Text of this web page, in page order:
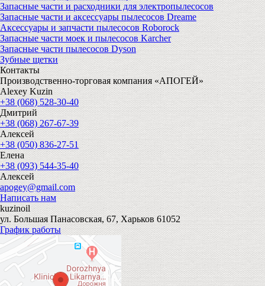
Запасные части и расходники для электропылесосов
Запасные части и аксессуары пылесосов Dreame
Аксессуары и запчасти пылесосов Roborock
Запасные части моек и пылесосов Karcher
Запасные части пылесосов Dyson
Зубные щетки
Контакты
Производственно-торговая компания «АПОГЕЙ»
Alexey Kuzin
+38 (068) 528-30-40
Дмитрий
+38 (068) 267-67-39
Алексей
+38 (050) 836-27-51
Елена
+38 (093) 544-35-40
Алексей
apogey@gmail.com
Написать нам
kuzinoil
ул. Большая Панасовская, 67, Харьков 61052
График работы